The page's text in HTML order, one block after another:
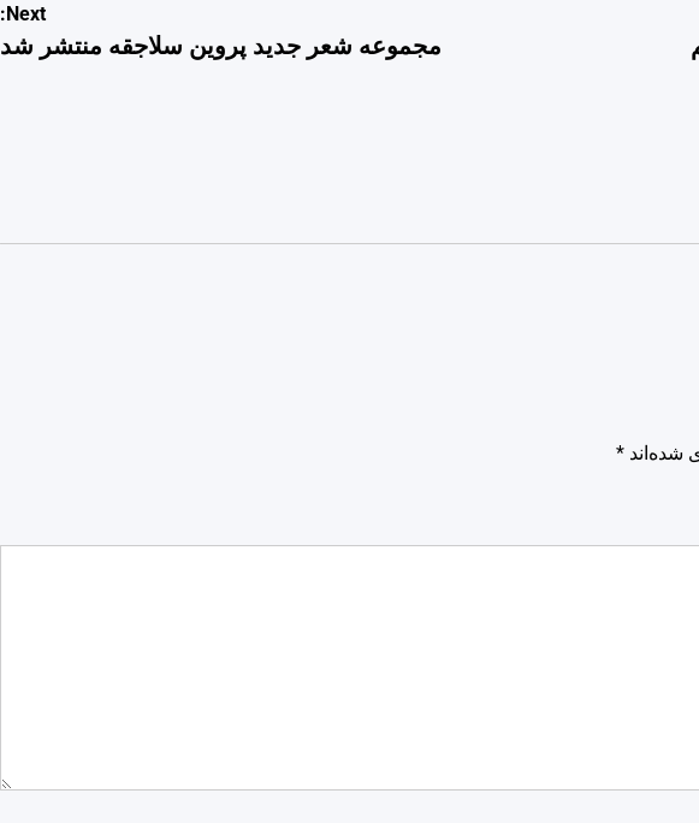
Next:
مجموعه شعر جدید پروین سلاجقه منتشر شد
شده‌اند *